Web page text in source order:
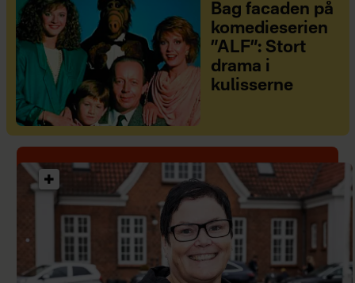
Bag facaden på
komedieserien
”ALF”: Stort
drama i
kulisserne